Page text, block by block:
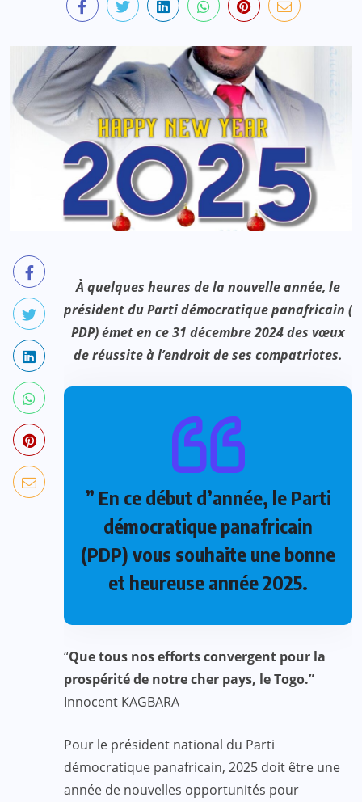
À quelques heures de la nouvelle année, le
président du Parti démocratique panafricain (
PDP) émet en ce 31 décembre 2024 des vœux
de réussite à l’endroit de ses compatriotes.
” En ce début d’année, le Parti
démocratique panafricain
(PDP) vous souhaite une bonne
et heureuse année 2025.
“Que tous nos efforts convergent pour la
prospérité de notre cher pays, le Togo.”
Innocent KAGBARA
Pour le président national du Parti
démocratique panafricain, 2025 doit être une
année de nouvelles opportunités pour